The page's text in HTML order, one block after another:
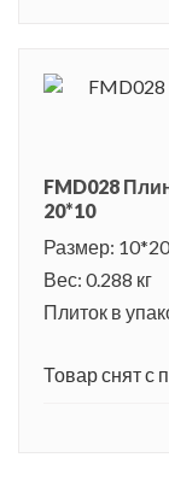
FMD028
20*10
Размер:
Вес: 0.288 кг
Плиток в
Товар снят с